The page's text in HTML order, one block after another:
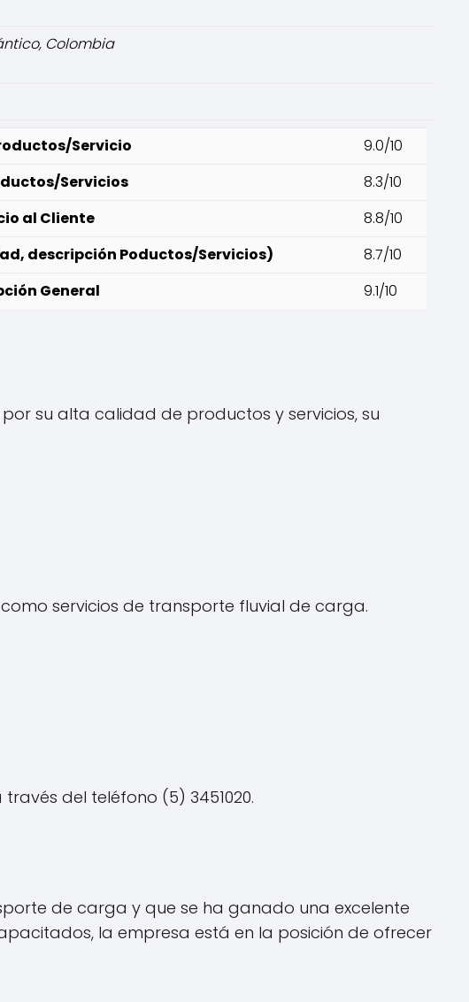
Colombia
Servicio
9.0/10
Servicios
8.3/10
al Cliente
8.8/10
descripción Poductos/Servicios)
8.7/10
General
9.1/10
su alta calidad de productos y servicios, su
servicios de transporte fluvial de carga.
del teléfono (5) 3451020.
de carga y que se ha ganado una excelente
la empresa está en la posición de ofrecer